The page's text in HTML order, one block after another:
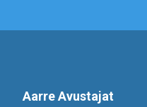
Aarre Avustajat